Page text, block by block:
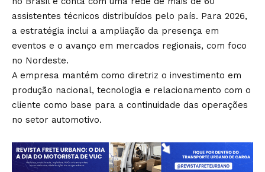
assistentes técnicos distribuídos pelo país. Para 2026,
a estratégia inclui a ampliação da presença em
eventos e o avanço em mercados regionais, com foco
no Nordeste.
A empresa mantém como diretriz o investimento em
produção nacional, tecnologia e relacionamento com o
cliente como base para a continuidade das operações
no setor automotivo.